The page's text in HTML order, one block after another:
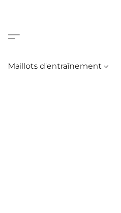
Maillots d'entraînement